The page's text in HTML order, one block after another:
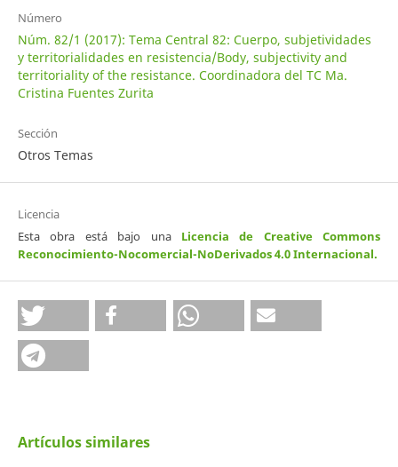
Número
Núm. 82/1 (2017): Tema Central 82: Cuerpo, subjetividades
y territorialidades en resistencia/Body, subjectivity and
territoriality of the resistance. Coordinadora del TC Ma.
Cristina Fuentes Zurita
Sección
Otros Temas
Licencia
Esta obra está bajo una Licencia de Creative Commons
Reconocimiento-Nocomercial-NoDerivados 4.0 Internacional.
Artículos similares